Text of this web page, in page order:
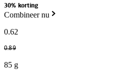
30% korting
Combineer nu
0.62
0.89
85 g